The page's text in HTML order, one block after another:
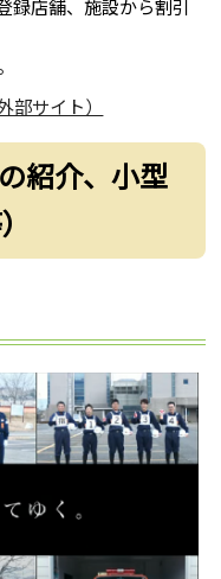
録店舗、施設から割引
サイト）
紹介、小型